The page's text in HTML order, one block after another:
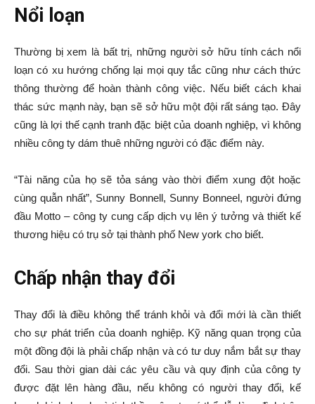
Nổi loạn
Thường bị xem là bất trị, những người sở hữu tính cách nổi
loạn có xu hướng chống lại mọi quy tắc cũng như cách thức
thông thường để hoàn thành công việc. Nếu biết cách khai
thác sức mạnh này, bạn sẽ sở hữu một đội rất sáng tạo. Đây
cũng là lợi thế cạnh tranh đặc biệt của doanh nghiệp, vì không
nhiều công ty dám thuê những người có đặc điểm này.
“Tài năng của họ sẽ tỏa sáng vào thời điểm xung đột hoặc
cùng quẫn nhất”, Sunny Bonnell, Sunny Bonneel, người đứng
đầu Motto – công ty cung cấp dịch vụ lên ý tưởng và thiết kế
thương hiệu có trụ sở tại thành phố New york cho biết.
Chấp nhận thay đổi
Thay đổi là điều không thể tránh khỏi và đổi mới là cần thiết
cho sự phát triển của doanh nghiệp. Kỹ năng quan trọng của
một đồng đội là phải chấp nhận và có tư duy nắm bắt sự thay
đổi. Sau thời gian dài các yêu cầu và quy định của công ty
được đặt lên hàng đầu, nếu không có người thay đổi, kế